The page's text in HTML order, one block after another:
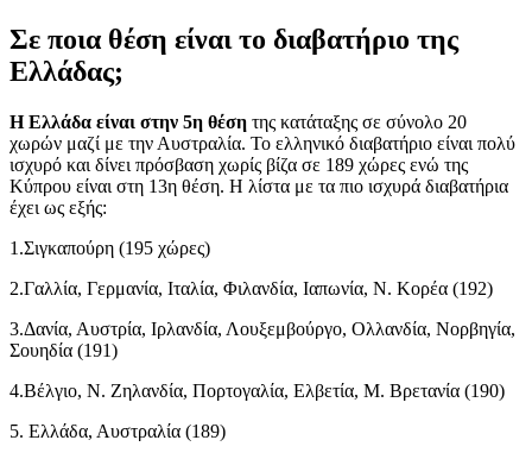
Σε ποια θέση είναι το διαβατήριο της
Ελλάδας;
Η Ελλάδα είναι στην 5η θέση της κατάταξης σε σύνολο 20
χωρών μαζί με την Αυστραλία. Το ελληνικό διαβατήριο είναι πολύ
ισχυρό και δίνει πρόσβαση χωρίς βίζα σε 189 χώρες ενώ της
Κύπρου είναι στη 13η θέση. Η λίστα με τα πιο ισχυρά διαβατήρια
έχει ως εξής:
1.Σιγκαπούρη (195 χώρες)
2.Γαλλία, Γερμανία, Ιταλία, Φιλανδία, Ιαπωνία, Ν. Κορέα (192)
3.Δανία, Αυστρία, Ιρλανδία, Λουξεμβούργο, Ολλανδία, Νορβηγία,
Σουηδία (191)
4.Βέλγιο, Ν. Ζηλανδία, Πορτογαλία, Ελβετία, Μ. Βρετανία (190)
5. Ελλάδα, Αυστραλία (189)